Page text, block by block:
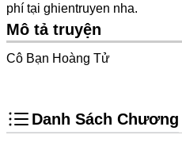
Mature
Trọng Sinh
Shounen Ai
phí tại ghientruyen nha.
Mô tả truyện
Cô Bạn Hoàng Tử
Danh Sách Chương